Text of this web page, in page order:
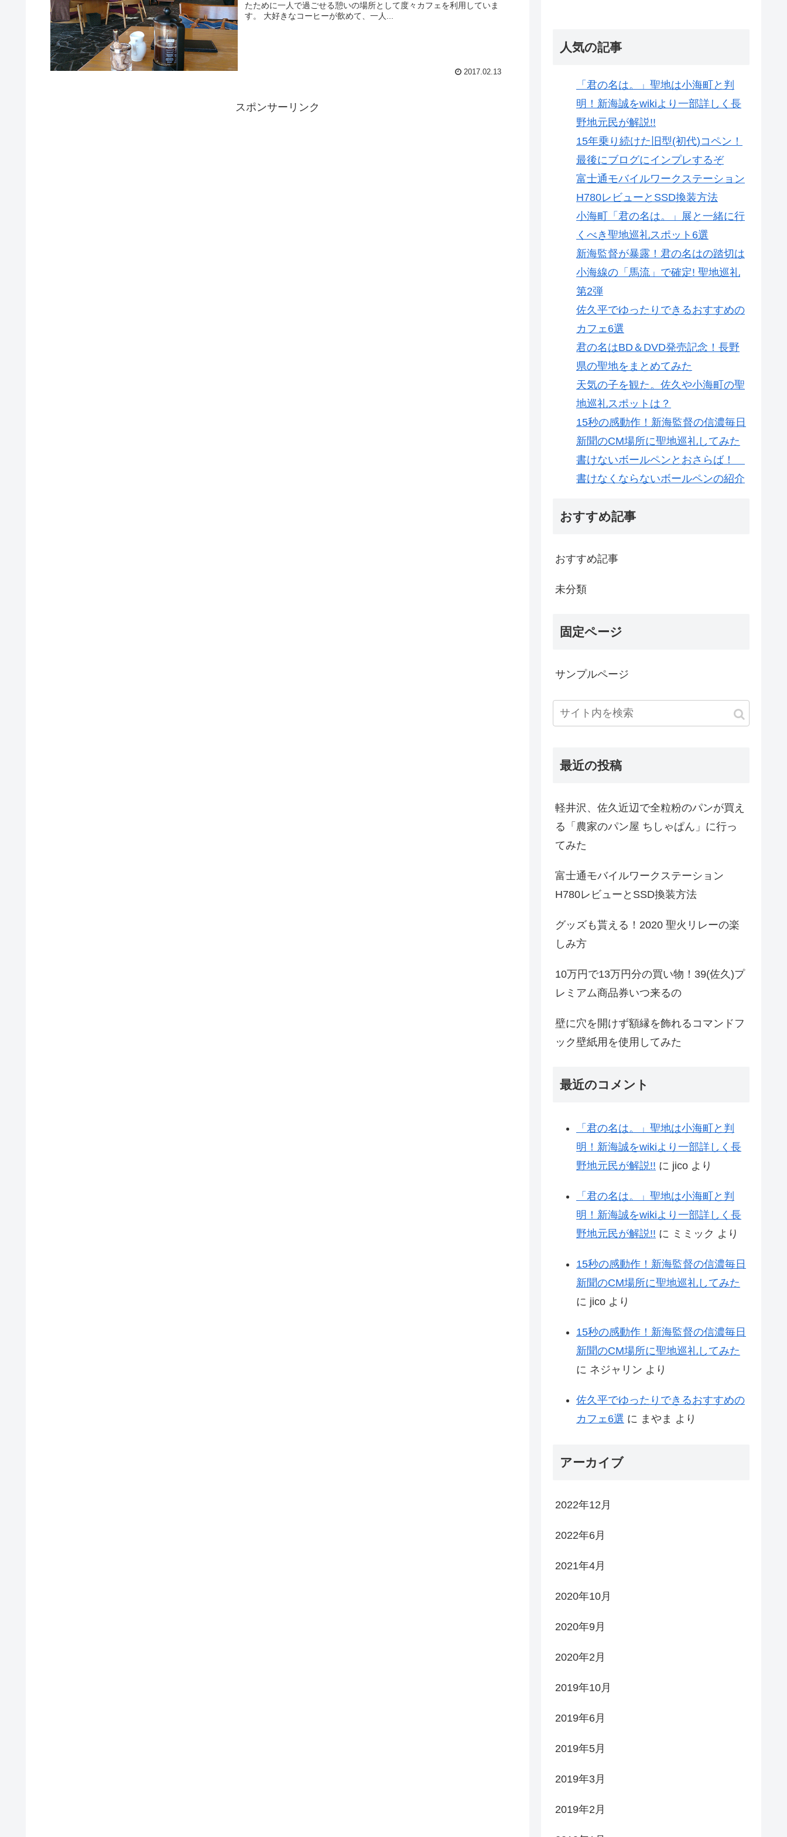
たために一人で過ごせる憩いの場所として度々カフェを利用していま
す。 大好きなコーヒーが飲めて、一人...
2017.02.13
スポンサーリンク
人気の記事
「君の名は。」聖地は小海町と判
明！新海誠をwikiより一部詳しく長
野地元民が解説!!
15年乗り続けた旧型(初代)コペン！
最後にブログにインプレするぞ
富士通モバイルワークステーション
H780レビューとSSD換装方法
小海町「君の名は。」展と一緒に行
くべき聖地巡礼スポット6選
新海監督が暴露！君の名はの踏切は
小海線の「馬流」で確定! 聖地巡礼
第2弾
佐久平でゆったりできるおすすめの
カフェ6選
君の名はBD＆DVD発売記念！長野
県の聖地をまとめてみた
天気の子を観た。佐久や小海町の聖
地巡礼スポットは？
15秒の感動作！新海監督の信濃毎日
新聞のCM場所に聖地巡礼してみた
書けないボールペンとおさらば！
書けなくならないボールペンの紹介
おすすめ記事
おすすめ記事
未分類
固定ページ
サンプルページ
最近の投稿
軽井沢、佐久近辺で全粒粉のパンが買え
る「農家のパン屋 ちしゃぱん」に行っ
てみた
富士通モバイルワークステーション
H780レビューとSSD換装方法
グッズも貰える！2020 聖火リレーの楽
しみ方
10万円で13万円分の買い物！39(佐久)プ
レミアム商品券いつ来るの
壁に穴を開けず額縁を飾れるコマンドフ
ック壁紙用を使用してみた
最近のコメント
「君の名は。」聖地は小海町と判
明！新海誠をwikiより一部詳しく長
野地元民が解説!! に jico より
「君の名は。」聖地は小海町と判
明！新海誠をwikiより一部詳しく長
野地元民が解説!! に ミミック より
15秒の感動作！新海監督の信濃毎日
新聞のCM場所に聖地巡礼してみた
に jico より
15秒の感動作！新海監督の信濃毎日
新聞のCM場所に聖地巡礼してみた
に ネジャリン より
佐久平でゆったりできるおすすめの
カフェ6選 に まやま より
アーカイブ
2022年12月
2022年6月
2021年4月
2020年10月
2020年9月
2020年2月
2019年10月
2019年6月
2019年5月
2019年3月
2019年2月